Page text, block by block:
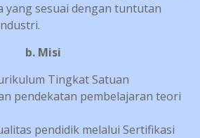
yang sesuai dengan tuntutan
b. Misi
Tingkat Satuan
pendekatan pembelajaran teori
pendidik melalui Sertifikasi